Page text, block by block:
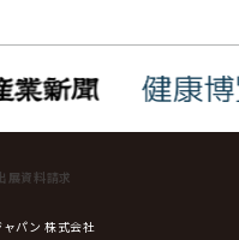
展資料請求
パン 株式会社